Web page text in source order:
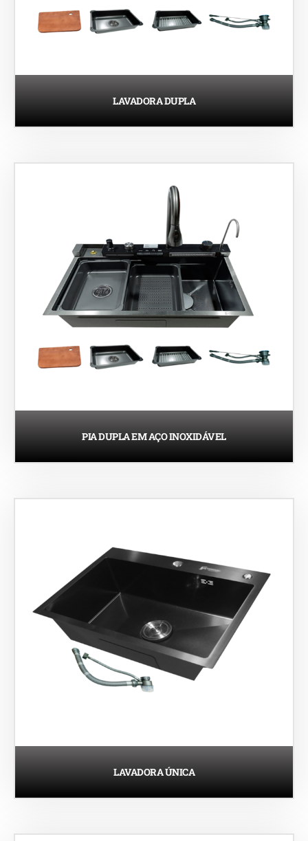
LAVADORA DUPLA
PIA DUPLA EM AÇO INOXIDÁVEL
LAVADORA ÚNICA